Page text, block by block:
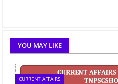
YOU MAY LIKE
CURRENT AFFAIRS